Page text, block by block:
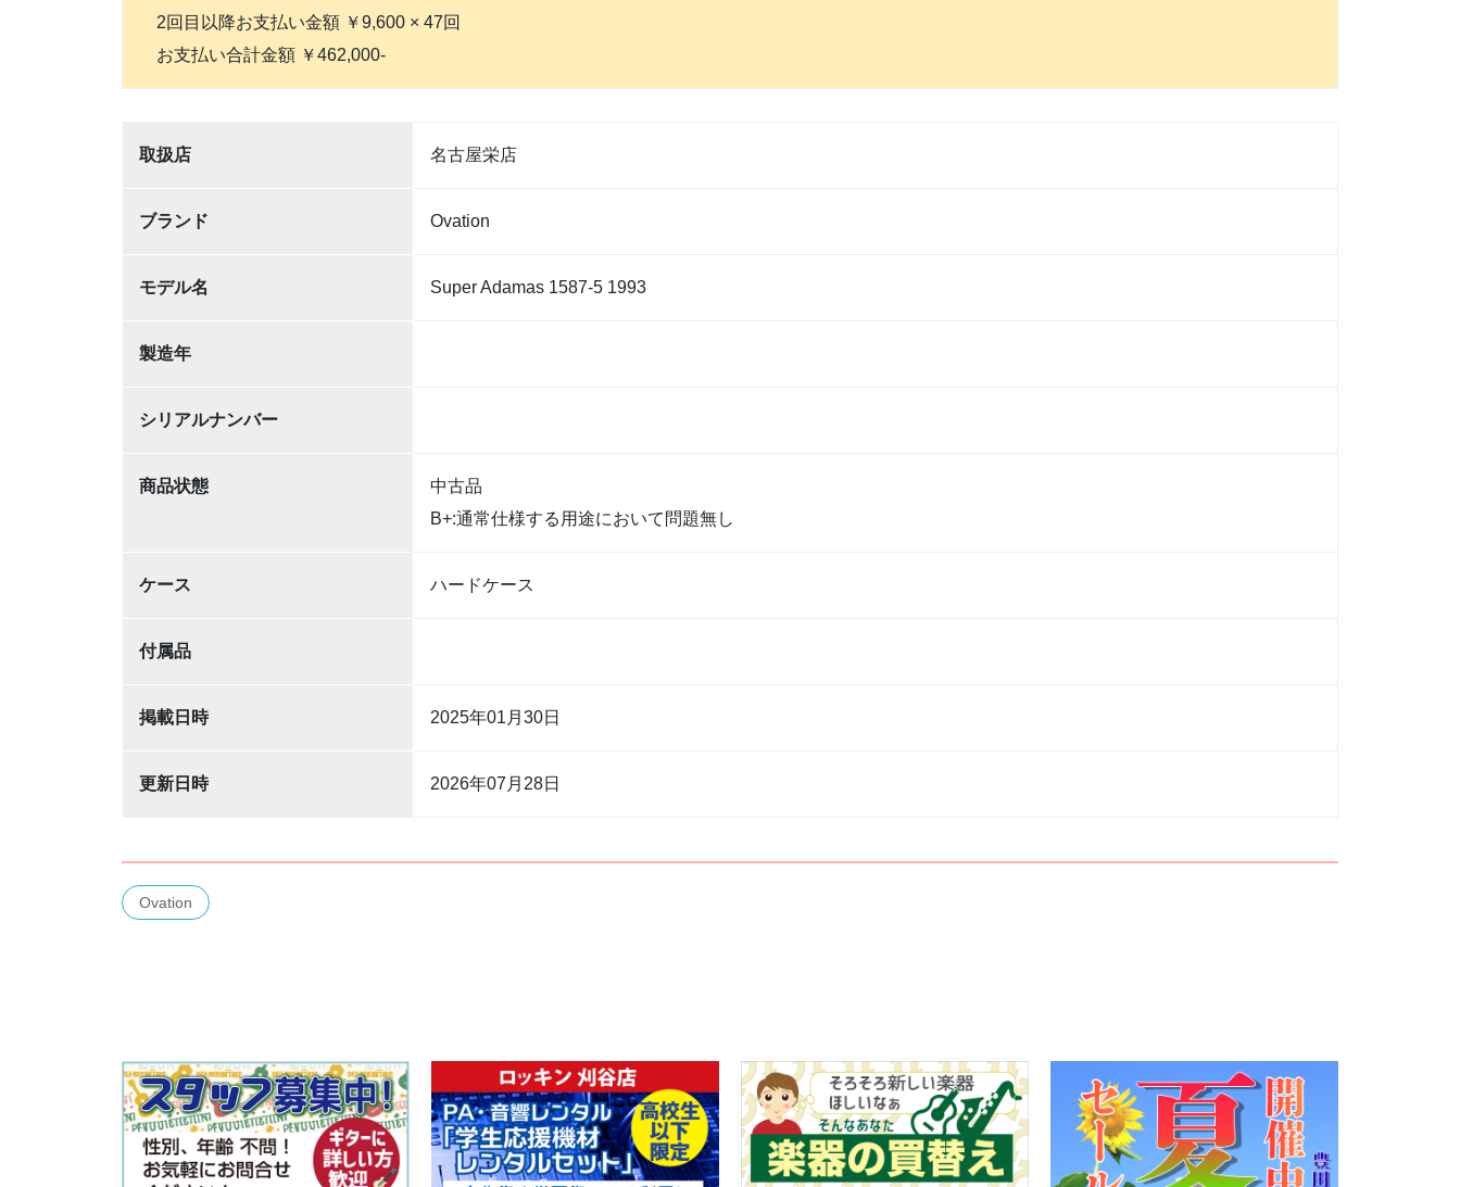
2回目以降お支払い金額 ￥9,600 × 47回
お支払い合計金額 ￥462,000-
取扱店 名古屋栄店
ブランド Ovation
モデル名 Super Adamas 1587-5 1993
製造年
シリアルナンバー
商品状態
中古品
B+:通常仕様する用途において問題無し
ケース ハードケース
付属品
掲載日時 2025年01月30日
更新日時 2026年07月28日
Ovation